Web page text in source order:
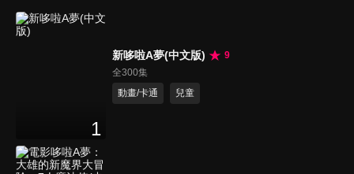
1
新哆啦A夢(中文版)
9
全300集
動畫/卡通
兒童